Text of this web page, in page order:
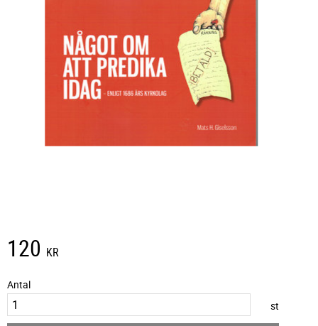
120 KR
Antal
st